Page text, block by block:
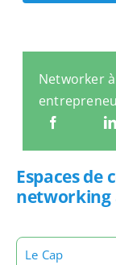
Networker
Espaces de
networking
Le Cap